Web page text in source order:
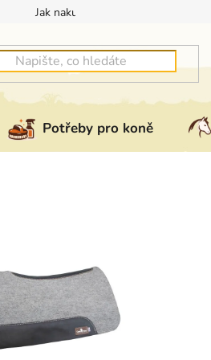
Jak nakupovat
Potřeby pro koně